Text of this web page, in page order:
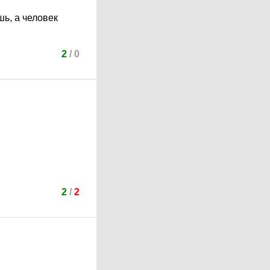
а человек
2/ 0
2/ 2